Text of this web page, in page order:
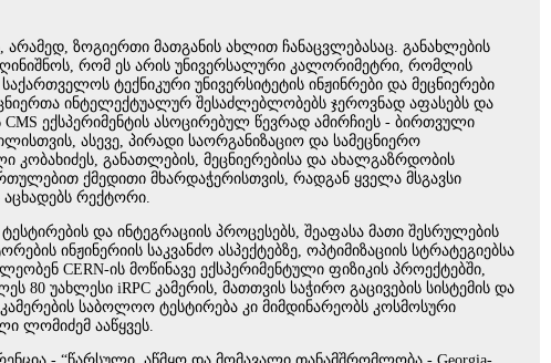
ზოგიერთი მათგანის ახლით ჩანაცვლებასაც. განახლების
რომ ეს არის უნივერსალური კალორიმეტრი, რომლის
ტექნიკური უნივერსიტეტის ინჟინრები და მეცნიერები
ინტელექტუალურ შესაძლებლობებს ჯეროვნად აფასებს და
ექსპერიმენტის ასოცირებულ წევრად ამირჩიეს - ბირთვული
ასევე, პირადი საორგანიზაციო და სამეცნიერო
კობახიძეს, განათლების, მეცნიერებისა და ახალგაზრდობის
ქმედითი მხარდაჭერისთვის, რადგან ყველა მსგავსი
აცხადებს რექტორი.
და ინტეგრაციის პროცესებს, შეაფასა მათი შესრულების
ინჟინერიის საკვანძო ასპექტებზე, ოპტიმიზაციის სტრატეგიებსა
CERN-ის მოწინავე ექსპერიმენტული ფიზიკის პროექტებში,
80 უახლესი iRPC კამერის, მათთვის საჭირო გაცივების სისტემის და
საბოლოო ტესტირება კი მიმდინარეობს კოსმოსური
ლომიძემ ააწყვეს.